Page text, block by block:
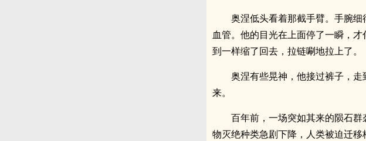
奥涅低头看着那截手臂。手腕
血管。他的目光在上面停了一瞬，
到一样缩了回去，拉链唰地拉上了。
奥涅有些晃神，他接过裤子，
来。
百年前，一场突如其来的陨石
物灭绝种类急剧下降，人类被迫迁